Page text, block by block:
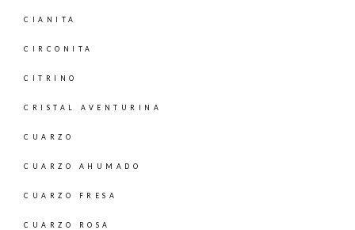
CIANITA
CIRCONITA
CITRINO
CRISTAL AVENTURINA
CUARZO
CUARZO AHUMADO
CUARZO FRESA
CUARZO ROSA